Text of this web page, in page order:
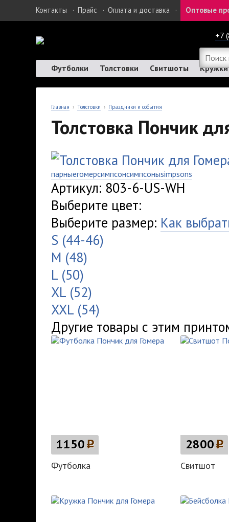
Контакты · Прайс · Оплата и доставка · Оптовые
+7
Футболки Толстовки Свитшоты Кружки
Главная › Толстовки › Праздники и события
Толстовка Пончик
парныегомерсимпсонсимпсоныsimpsons
Артикул: 803-6-US-WH
Выберите цвет:
Выберите размер: Как
S (44-46)
M (48)
L (50)
XL (52)
XXL (54)
Другие товары с этим
1150p
Футболка
2800p
Свитшот